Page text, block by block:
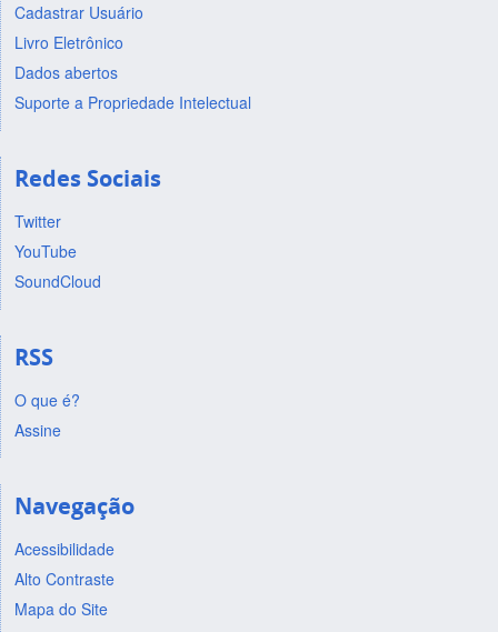
Cadastrar Usuário
Livro Eletrônico
Dados abertos
Suporte a Propriedade Intelectual
Redes Sociais
Twitter
YouTube
SoundCloud
RSS
O que é?
Assine
Navegação
Acessibilidade
Alto Contraste
Mapa do Site